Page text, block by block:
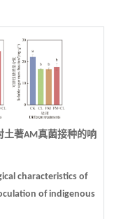
土著AM真菌接种的响
characteristics of
of indigenous